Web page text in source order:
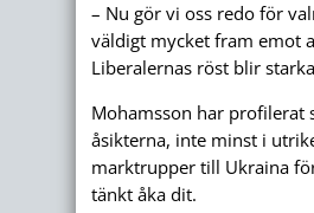
– Nu gör vi oss redo för
väldigt mycket fram emot
Liberalernas röst blir
Mohamsson har profilerat
åsikterna, inte minst i
marktrupper till Ukraina
tänkt åka dit.